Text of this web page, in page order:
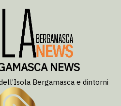
NEWS
Bergamasca e dintorni